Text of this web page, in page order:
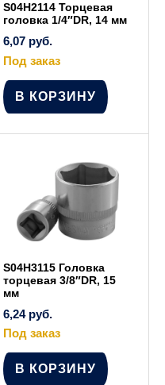
S04H2114 Торцевая
головка 1/4″DR, 14 мм
6,07 руб.
Под заказ
В КОРЗИНУ
S04H3115 Головка
торцевая 3/8″DR, 15
мм
6,24 руб.
Под заказ
В КОРЗИНУ